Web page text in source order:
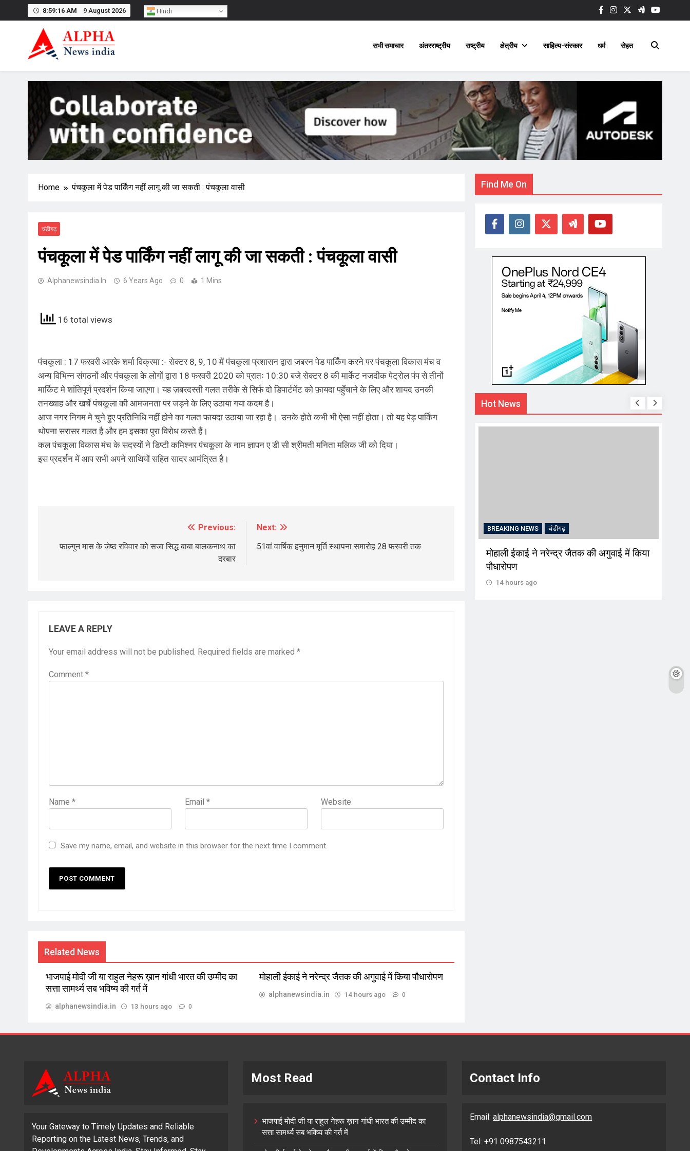
8:59:17 AM 9 August 2026
सभी समाचार अंतरराष्ट्रीय राष्ट्रीय क्षेत्रीय साहित्य-संस्कार धर्म सेहत
Home पंचकूला में पेड पार्किंग नहीं लागू की जा सकती : पंचकूला वासी
चंडीगढ़
पंचकूला में पेड पार्किंग नहीं लागू की जा सकती : पंचकूला वासी
Alphanewsindia.in 6 Years Ago 0 1 Mins
16 total views
पंचकूला : 17 फरवरी आरके शर्मा विक्रमा :- सेक्टर 8, 9, 10 में पंचकूला प्रशासन द्वारा जबरन पेड पार्किंग करने पर पंचकूला विकास मंच व
अन्य विभिन्न संगठनों और पंचकूला के लोगों द्वारा 18 फरवरी 2020 को प्रातः 10:30 बजे सेक्टर 8 की मार्केट नजदीक पेट्रोल पंप से तीनों
मार्किट मे शांतिपूर्ण प्रदर्शन किया जाएगा। यह ज़बरदस्ती गलत तरीके से सिर्फ दो डिपार्टमेंट को फ़ायदा पहुँचाने के लिए और शायद उनकी
तनख्वाह और खर्चे पंचकूला की आमजनता पर जड़ने के लिए उठाया गया कदम है।
आज नगर निगम मे चुने हुए प्रतिनिधि नहीं होने का गलत फायदा उठाया जा रहा है। उनके होते कभी भी ऐसा नहीं होता। तो यह पेड़ पार्किंग
थोपना सरासर गलत है और हम इसका पुरा विरोध करते हैं।
कल पंचकूला विकास मंच के सदस्यों ने डिप्टी कमिश्नर पंचकूला के नाम ज्ञापन ए डी सी श्रीमती मनिता मलिक जी को दिया।
इस प्रदर्शन में आप सभी अपने साथियों सहित सादर आमंत्रित है।
navigation
Previous:
फाल्गुन मास के जेष्ठ रविवार को सजा सिद्ध बाबा बालकनाथ का
दरबार
Next:
51वां वार्षिक हनुमान मूर्ति स्थापना समारोह 28 फरवरी तक
LEAVE A REPLY
Your email address will not be published. Required fields are marked *
Comment *
Name * Email* Website
Save my name, email, and website in this browser for the next time I comment.
Related News
भाजपाई मोदी जी या राहुल नेहरू ख़ान गांधी भारत की उम्मीद का
सत्ता सामर्थ्य सब भविष्य की गर्त में
alphanewsindia.in 13 hours ago 0
मोहाली ईकाई ने नरेन्द्र जैतक की अगुवाई में किया पौधारोपण
alphanewsindia.in 14 hours ago 0
Find Me On
Hot News
भाजपाई मोदी जी या राहुल नेहरू ख़ान गांधी भारत
BREAKING NEWS चंडीगढ़
मोहाली ईकाई ने नरेन्द्र जैतक की अगुवाई में किया
पौधारोपण
14 hours ago
Your Gateway to Timely Updates and Reliable
Reporting on the Latest News, Trends, and
Most Read
भाजपाई मोदी जी या राहुल नेहरू ख़ान गांधी भारत की उम्मीद का
सत्ता सामर्थ्य सब भविष्य की गर्त में
Contact Info
Email:alphanewsindia@gmail.com
Tel: +91 0987543211
Hindi